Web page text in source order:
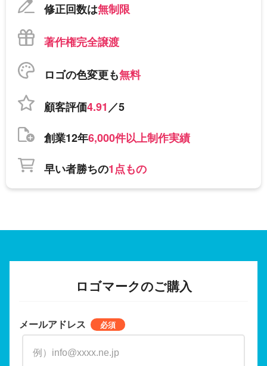
修正回数は無制限
著作権完全譲渡
ロゴの色変更も無料
顧客評価4.91／5
創業12年6,000件以上制作実績
早い者勝ちの1点もの
ロゴマークのご購入
メールアドレス